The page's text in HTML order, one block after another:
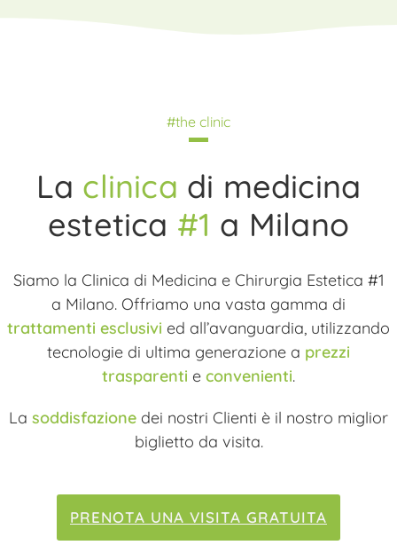
#the clinic
La clinica di medicina
estetica #1 a Milano
Siamo la Clinica di Medicina e Chirurgia Estetica #1
a Milano. Offriamo una vasta gamma di
trattamenti esclusivi ed all’avanguardia, utilizzando
tecnologie di ultima generazione a prezzi
trasparenti e convenienti.
La soddisfazione dei nostri Clienti è il nostro miglior
biglietto da visita.
PRENOTA UNA VISITA GRATUITA